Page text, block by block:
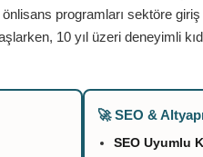
programları sektöre
10 yıl üzeri deneyimli
🚀 SEO &
SEO Uyumlu